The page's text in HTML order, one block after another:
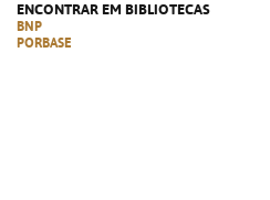
ENCONTRAR EM BIBLIOTECAS
BNP
PORBASE